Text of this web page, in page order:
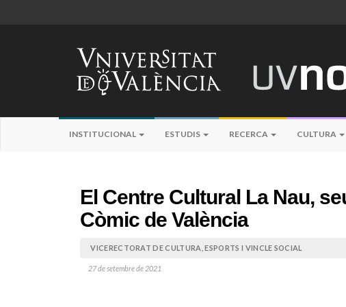
INSTITUCIONAL ESTUDIS RECERCA CULTURA
El Centre Cultural La Nau,
Còmic de València
VICERECTORAT DE CULTURA, ESPORTS I VINCLE SOCIAL
27 de setembre de 2021